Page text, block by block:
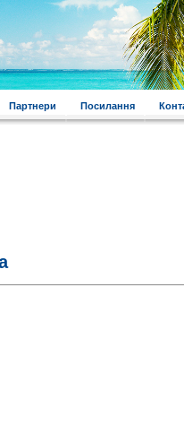
Партнери Посилання